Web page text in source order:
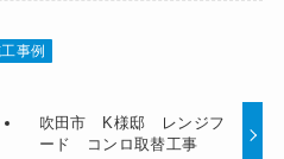
事例
吹田市 K様邸 レンジフ
ード コンロ取替工事